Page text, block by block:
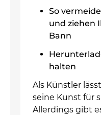
So
und ziehen
Bann
halten
Als Künstler
seine Kunst für
Allerdings gibt